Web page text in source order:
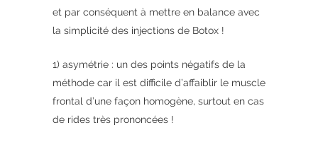
et par conséquent à mettre en balance avec
la simplicité des injections de Botox !
1) asymétrie : un des points négatifs de la
méthode car il est difficile d’affaiblir le muscle
frontal d’une façon homogène, surtout en cas
de rides très prononcées !